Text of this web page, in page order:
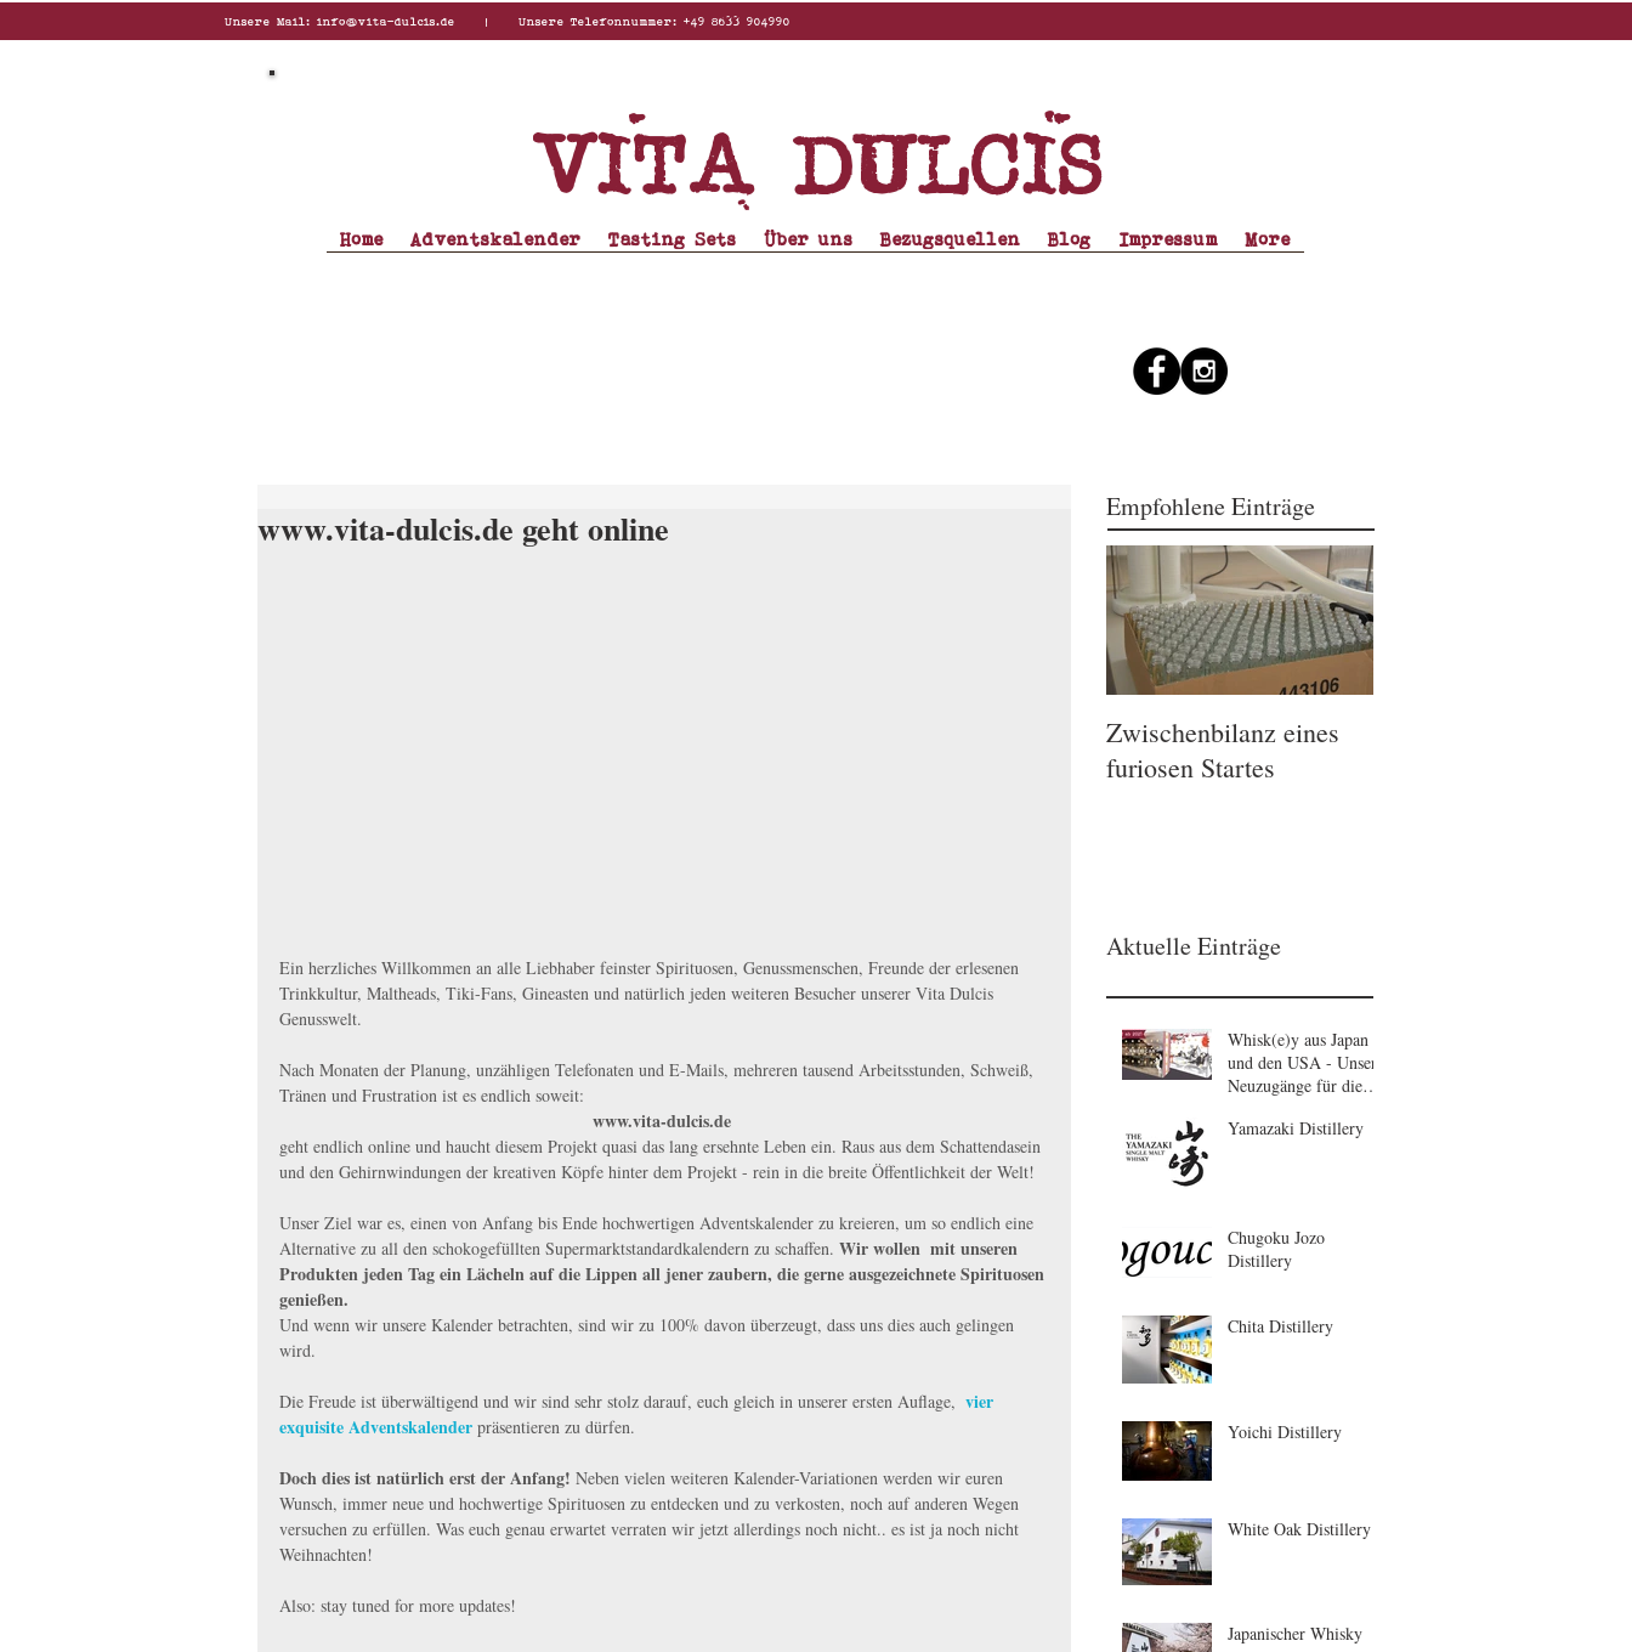
Unsere Mail: info@vita-dulcis.de | Unsere Telefonnummer: +49 8633 904990
Vita dulcis
Home Adventskalender Tasting Sets Über uns Bezugsquellen Blog Impressum More
www.vita-dulcis.de geht online
Ein herzliches Willkommen an alle Liebhaber feinster Spirituosen, Genussmenschen, Freunde der erlesenen
Trinkkultur, Maltheads, Tiki-Fans, Gineasten und natürlich jeden weiteren Besucher unserer Vita Dulcis
Genusswelt.
Nach Monaten der Planung, unzähligen Telefonaten und E-Mails, mehreren tausend Arbeitsstunden, Schweiß,
Tränen und Frustration ist es endlich soweit:
www.vita-dulcis.de
geht endlich online und haucht diesem Projekt quasi das lang ersehnte Leben ein. Raus aus dem Schattendasein
und den Gehirnwindungen der kreativen Köpfe hinter dem Projekt - rein in die breite Öffentlichkeit der Welt!
Unser Ziel war es, einen von Anfang bis Ende hochwertigen Adventskalender zu kreieren, um so endlich eine
Alternative zu all den schokogefüllten Supermarktstandardkalendern zu schaffen. Wir wollen  mit unseren
Produkten jeden Tag ein Lächeln auf die Lippen all jener zaubern, die gerne ausgezeichnete Spirituosen
genießen.
Und wenn wir unsere Kalender betrachten, sind wir zu 100% davon überzeugt, dass uns dies auch gelingen
wird.
Die Freude ist überwältigend und wir sind sehr stolz darauf, euch gleich in unserer ersten Auflage, vier
exquisite Adventskalender präsentieren zu dürfen.
Doch dies ist natürlich erst der Anfang! Neben vielen weiteren Kalender-Variationen werden wir euren
Wunsch, immer neue und hochwertige Spirituosen zu entdecken und zu verkosten, noch auf anderen Wegen
versuchen zu erfüllen. Was euch genau erwartet verraten wir jetzt allerdings noch nicht.. es ist ja noch nicht
Weihnachten!
Also: stay tuned for more updates!
Empfohlene Einträge
Zwischenbilanz eines
furiosen Startes
Aktuelle Einträge
Whisk(e)y aus Japan
und den USA - Unsere
Neuzugänge für die
Yamazaki Distillery
Chugoku Jozo
Distillery
Chita Distillery
Yoichi Distillery
White Oak Distillery
Japanischer Whisky